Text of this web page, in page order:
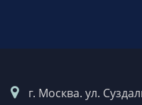
г. Москва. ул.